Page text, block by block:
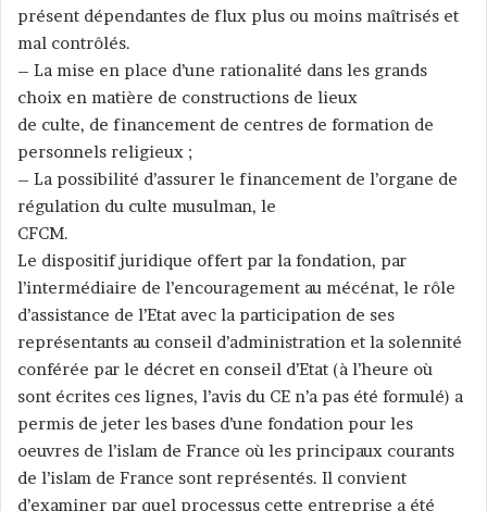
présent dépendantes de flux plus ou moins maîtrisés et
mal contrôlés.
– La mise en place d’une rationalité dans les grands
choix en matière de constructions de lieux
de culte, de financement de centres de formation de
personnels religieux ;
– La possibilité d’assurer le financement de l’organe de
régulation du culte musulman, le
CFCM.
Le dispositif juridique offert par la fondation, par
l’intermédiaire de l’encouragement au mécénat, le rôle
d’assistance de l’Etat avec la participation de ses
représentants au conseil d’administration et la solennité
conférée par le décret en conseil d’Etat (à l’heure où
sont écrites ces lignes, l’avis du CE n’a pas été formulé) a
permis de jeter les bases d’une fondation pour les
oeuvres de l’islam de France où les principaux courants
de l’islam de France sont représentés. Il convient
d’examiner par quel processus cette entreprise a été